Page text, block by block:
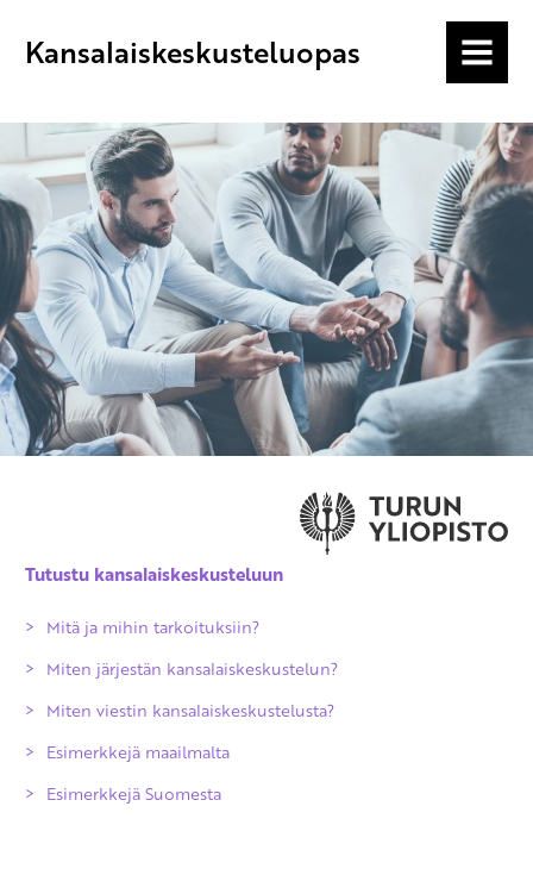
Kansalaiskeskusteluopas MENU
Tutustu kansalaiskeskusteluun
Mitä ja mihin tarkoituksiin?
Miten järjestän kansalaiskeskustelun?
Miten viestin kansalaiskeskustelusta?
Esimerkkejä maailmalta
Esimerkkejä Suomesta